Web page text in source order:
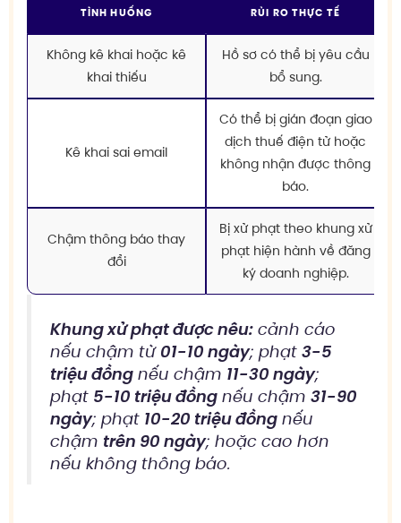
TÌNH HUỐNG RỦI RO THỰC TẾ
Không kê khai hoặc kê
khai thiếu
Hồ sơ có thể bị yêu cầu
bổ sung.
Kê khai sai email
Có thể bị gián đoạn giao
dịch thuế điện tử hoặc
không nhận được thông
báo.
Chậm thông báo thay
đổi
Bị xử phạt theo khung xử
phạt hiện hành về đăng
ký doanh nghiệp.
Khung xử phạt được nêu:cảnh cáo
nếu chậm từ 01-10 ngày; phạt 3-5
triệu đồngnếu chậm 11-30 ngày;
phạt 5-10 triệu đồngnếu chậm 31-90
ngày; phạt 10-20 triệu đồngnếu
chậm trên 90 ngày; hoặc cao hơn
nếu không thông báo.